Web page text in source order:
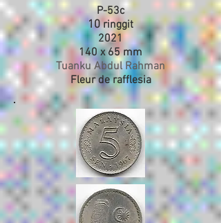
P-53c
10ringgit
2021
140 x 65 mm
Tuanku Abdul Rahman
Fleur de rafflesia